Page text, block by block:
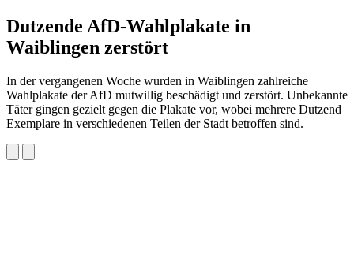
Dutzende AfD-Wahlplakate in
Waiblingen zerstört
In der vergangenen Woche wurden in Waiblingen zahlreiche
Wahlplakate der AfD mutwillig beschädigt und zerstört. Unbekannte
Täter gingen gezielt gegen die Plakate vor, wobei mehrere Dutzend
Exemplare in verschiedenen Teilen der Stadt betroffen sind.